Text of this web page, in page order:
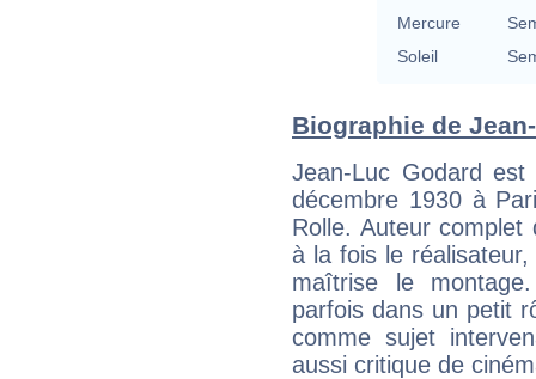
Mercure
Soleil
Biographie de
Jean-Luc Godard
décembre 1930 à
Rolle. Auteur
à la fois le
maîtrise le
parfois dans un petit
comme sujet
aussi critique de